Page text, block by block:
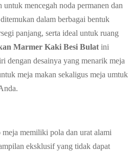
mencegah noda permanen dan
dalam berbagai bentuk
panjang, serta ideal untuk ruang
Marmer Kaki Besi Bulat ini
dengan desainya yang menarik meja
meja makan sekaligus meja umtuk
memiliki pola dan urat alami
eksklusif yang tidak dapat